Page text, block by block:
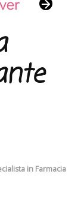
in Farmacia